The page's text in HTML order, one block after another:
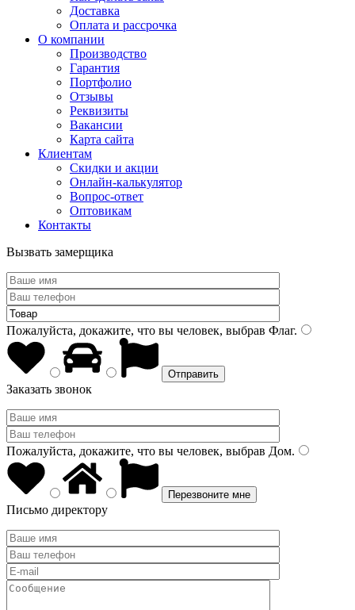
Доставка
Оплата и рассрочка
О компании
Производство
Гарантия
Портфолио
Отзывы
Реквизиты
Вакансии
Карта сайта
Клиентам
Скидки и акции
Онлайн-калькулятор
Вопрос-ответ
Оптовикам
Контакты
Вызвать замерщика
Пожалуйста, докажите, что вы человек, выбрав Флаг.
Заказать звонок
Пожалуйста, докажите, что вы человек, выбрав Дом.
Письмо директору